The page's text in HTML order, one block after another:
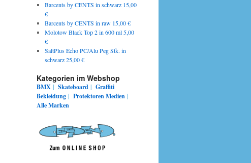
Barcents by CENTS in schwarz 15,00
€
Barcents by CENTS in raw 15,00 €
Molotow Black Top 2 in 600 ml 5,00
€
SaltPlus Echo PC/Alu Peg Stk. in
schwarz 25,00 €
Kategorien im Webshop
BMX | Skateboard | Graffiti
Bekleidung | ProtektorenMedien |
Alle Marken